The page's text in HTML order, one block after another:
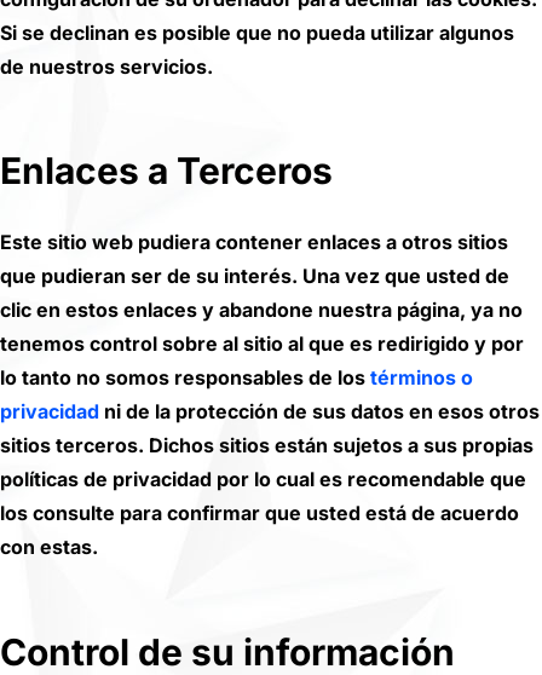
Si se declinan es posible que no pueda utilizar algunos
de nuestros servicios.
Enlaces a Terceros
Este sitio web pudiera contener enlaces a otros sitios
que pudieran ser de su interés. Una vez que usted de
clic en estos enlaces y abandone nuestra página, ya no
tenemos control sobre al sitio al que es redirigido y por
lo tanto no somos responsables de los términos o
privacidad ni de la protección de sus datos en esos otros
sitios terceros. Dichos sitios están sujetos a sus propias
políticas de privacidad por lo cual es recomendable que
los consulte para confirmar que usted está de acuerdo
con estas.
Control de su información